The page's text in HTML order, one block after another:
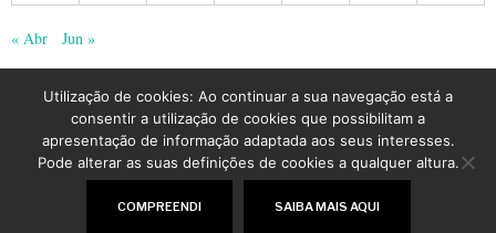
« Abr Jun »
©2026LusoJornal | Todos os direitos reservados
Utilização de cookies: Ao continuar a sua navegação está a
consentir a utilização de cookies que possibilitam a
apresentação de informação adaptada aos seus interesses.
Pode alterar as suas definições de cookies a qualquer altura.
COMPREENDI SAIBA MAIS AQUI